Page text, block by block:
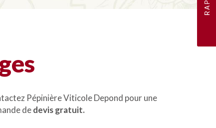
Pépinière Viticole Depond pour une
dedevis gratuit.